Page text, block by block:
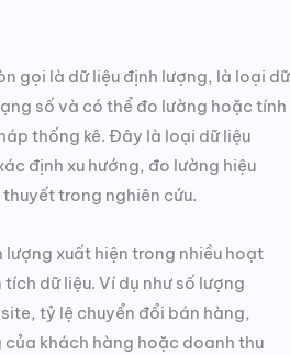
gọi là dữ liệu định lượng, là loại dữ
số và có thể đo lường hoặc tính
thống kê. Đây là loại dữ liệu
định xu hướng, đo lường hiệu
trong nghiên cứu.
lượng xuất hiện trong nhiều hoạt
dữ liệu. Ví dụ như số lượng
tỷ lệ chuyển đổi bán hàng,
khách hàng hoặc doanh thu